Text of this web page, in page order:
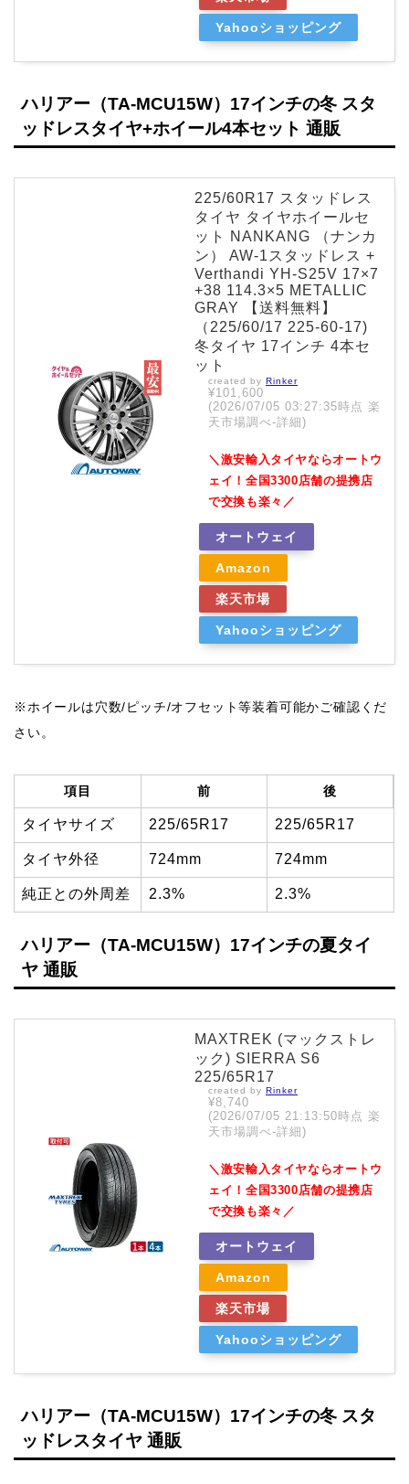
Yahooショッピング
ハリアー（TA-MCU15W）17インチの冬 スタ
ッドレスタイヤ+ホイール4本セット 通販
225/60R17 スタッドレス
タイヤ タイヤホイールセ
ット NANKANG （ナンカ
ン） AW-1スタッドレス +
Verthandi YH-S25V 17×7
+38 114.3×5 METALLIC
GRAY 【送料無料】
（225/60/17 225-60-17)
冬タイヤ 17インチ 4本セ
ット
created by Rinker
¥101,600
(2026/07/05 03:27:35時点 楽
天市場調べ-詳細)
＼激安輸入タイヤならオートウ
ェイ！全国3300店舗の提携店
で交換も楽々／
オートウェイ
Amazon
楽天市場
Yahooショッピング
※ホイールは穴数/ピッチ/オフセット等装着可能かご確認くだ
さい。
項目 前 後
タイヤサイズ 225/65R17 225/65R17
タイヤ外径 724mm 724mm
純正との外周差 2.3% 2.3%
ハリアー（TA-MCU15W）17インチの夏タイ
ヤ 通販
MAXTREK (マックストレ
ック) SIERRA S6
225/65R17
created by Rinker
¥8,740
(2026/07/05 21:13:50時点 楽
天市場調べ-詳細)
＼激安輸入タイヤならオートウ
ェイ！全国3300店舗の提携店
で交換も楽々／
オートウェイ
Amazon
楽天市場
Yahooショッピング
ハリアー（TA-MCU15W）17インチの冬 スタ
ッドレスタイヤ 通販